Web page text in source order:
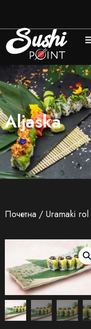
Aljaska
Почетна / Uramaki rol